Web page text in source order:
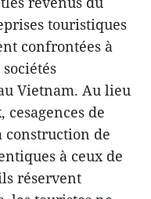
touristiques
confrontées à
Vietnam. Au lieu
cesagences de
construction de
à ceux de
réservent